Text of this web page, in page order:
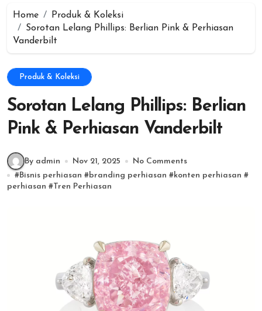
Home
Produk & Koleksi
Sorotan Lelang Phillips: Berlian Pink & Perhiasan
Vanderbilt
Produk & Koleksi
Sorotan Lelang Phillips: Berlian
Pink & Perhiasan Vanderbilt
By admin Nov 21, 2025
No Comments
#Bisnis perhiasan #branding perhiasan #konten perhiasan #
perhiasan #Tren Perhiasan